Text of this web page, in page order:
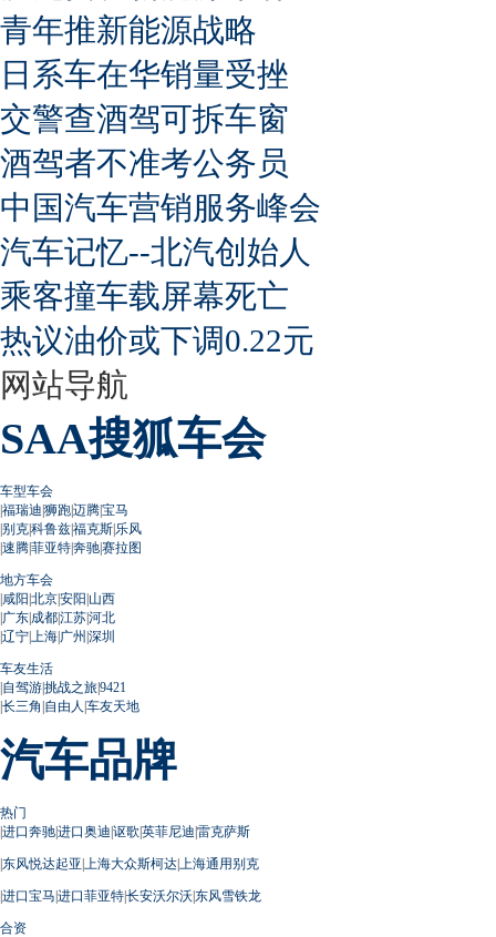
青年推新能源战略
日系车在华销量受挫
交警查酒驾可拆车窗
酒驾者不准考公务员
中国汽车营销服务峰会
汽车记忆--北汽创始人
乘客撞车载屏幕死亡
热议油价或下调0.22元
网站导航
SAA搜狐车会
车型车会
|福瑞迪|狮跑|迈腾|宝马
|别克|科鲁兹|福克斯|乐风
|速腾|菲亚特|奔驰|赛拉图
地方车会
|咸阳|北京|安阳|山西
|广东|成都|江苏|河北
|辽宁| 上海|广州 |深圳
车友生活
|自驾游|挑战之旅|9421
|长三角 |自由人 |车友天地
汽车品牌
热门
|进口奔驰|进口奥迪|讴歌|英菲尼迪|雷克萨斯
|东风悦达起亚| 上海大众斯柯达| 上海通用别克
|进口宝马|进口菲亚特|长安沃尔沃|东风雪铁龙
合资